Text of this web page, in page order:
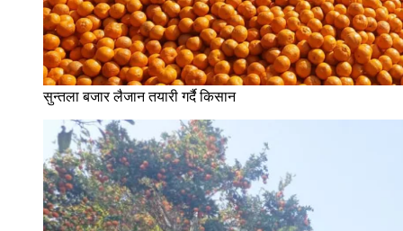
सुन्तला बजार लैजान तयारी गर्दै किसान